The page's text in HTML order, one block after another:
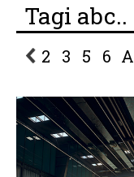
Tagi abc..
2 3 5 6 A